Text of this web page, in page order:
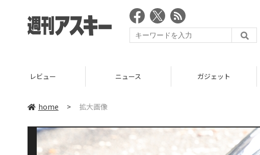
レビュー ニュース ガジェット
home > 拡大画像